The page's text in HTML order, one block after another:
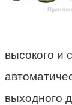
высокого и
выходного